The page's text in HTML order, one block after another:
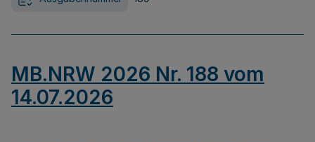
MB.NRW 2026 Nr. 188 vom
14.07.2026